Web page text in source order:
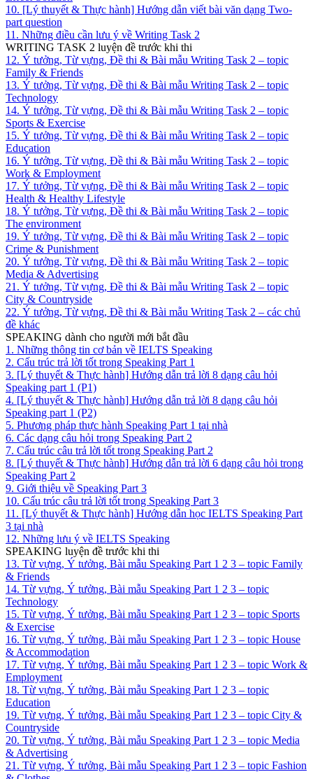
10. [Lý thuyết & Thực hành] Hướng dẫn viết bài văn dạng Two-
part question
11. Những điều cần lưu ý về Writing Task 2
WRITING TASK 2 luyện đề trước khi thi
12. Ý tưởng, Từ vựng, Đề thi & Bài mẫu Writing Task 2 – topic
Family & Friends
13. Ý tưởng, Từ vựng, Đề thi & Bài mẫu Writing Task 2 – topic
Technology
14. Ý tưởng, Từ vựng, Đề thi & Bài mẫu Writing Task 2 – topic
Sports & Exercise
15. Ý tưởng, Từ vựng, Đề thi & Bài mẫu Writing Task 2 – topic
Education
16. Ý tưởng, Từ vựng, Đề thi & Bài mẫu Writing Task 2 – topic
Work & Employment
17. Ý tưởng, Từ vựng, Đề thi & Bài mẫu Writing Task 2 – topic
Health & Healthy Lifestyle
18. Ý tưởng, Từ vựng, Đề thi & Bài mẫu Writing Task 2 – topic
The environment
19. Ý tưởng, Từ vựng, Đề thi & Bài mẫu Writing Task 2 – topic
Crime & Punishment
20. Ý tưởng, Từ vựng, Đề thi & Bài mẫu Writing Task 2 – topic
Media & Advertising
21. Ý tưởng, Từ vựng, Đề thi & Bài mẫu Writing Task 2 – topic
City & Countryside
22. Ý tưởng, Từ vựng, Đề thi & Bài mẫu Writing Task 2 – các chủ
đề khác
SPEAKING dành cho người mới bắt đầu
1. Những thông tin cơ bản về IELTS Speaking
2. Cấu trúc trả lời tốt trong Speaking Part 1
3. [Lý thuyết & Thực hành] Hướng dẫn trả lời 8 dạng câu hỏi
Speaking part 1 (P1)
4. [Lý thuyết & Thực hành] Hướng dẫn trả lời 8 dạng câu hỏi
Speaking part 1 (P2)
5. Phương pháp thực hành Speaking Part 1 tại nhà
6. Các dạng câu hỏi trong Speaking Part 2
7. Cấu trúc câu trả lời tốt trong Speaking Part 2
8. [Lý thuyết & Thực hành] Hướng dẫn trả lời 6 dạng câu hỏi trong
Speaking Part 2
9. Giới thiệu về Speaking Part 3
10. Cấu trúc câu trả lời tốt trong Speaking Part 3
11. [Lý thuyết & Thực hành] Hướng dẫn học IELTS Speaking Part
3 tại nhà
12. Những lưu ý về IELTS Speaking
SPEAKING luyện đề trước khi thi
13. Từ vựng, Ý tưởng, Bài mẫu Speaking Part 1 2 3 – topic Family
& Friends
14. Từ vựng, Ý tưởng, Bài mẫu Speaking Part 1 2 3 – topic
Technology
15. Từ vựng, Ý tưởng, Bài mẫu Speaking Part 1 2 3 – topic Sports
& Exercise
16. Từ vựng, Ý tưởng, Bài mẫu Speaking Part 1 2 3 – topic House
& Accommodation
17. Từ vựng, Ý tưởng, Bài mẫu Speaking Part 1 2 3 – topic Work &
Employment
18. Từ vựng, Ý tưởng, Bài mẫu Speaking Part 1 2 3 – topic
Education
19. Từ vựng, Ý tưởng, Bài mẫu Speaking Part 1 2 3 – topic City &
Countryside
20. Từ vựng, Ý tưởng, Bài mẫu Speaking Part 1 2 3 – topic Media
& Advertising
21. Từ vựng, Ý tưởng, Bài mẫu Speaking Part 1 2 3 – topic Fashion